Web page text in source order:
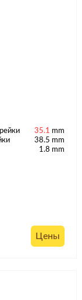
35.1
mm
38.5 mm
1.8 mm
Цены